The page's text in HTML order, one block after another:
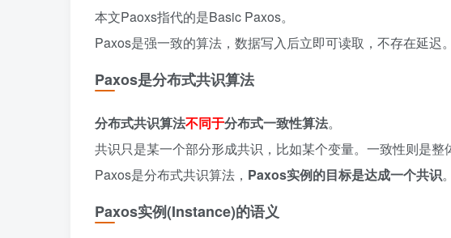
本文Paoxs指代的是Basic Paxos。
Paxos是强一致的算法，数据写入后立即可读取，不存在延迟。
Paxos是分布式共识算法
分布式共识算法不同于分布式一致性算法。
共识只是某一个部分形成共识，比如某个变量。一致性则是整
Paxos是分布式共识算法， Paxos实例的目标是达成一个共识
Paxos实例(Instance)的语义